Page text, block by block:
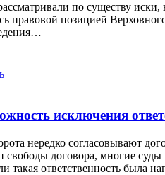
по существу
правовой позицией
исключения
нередко согласовывают
свободы договора, многие
такая ответственность была